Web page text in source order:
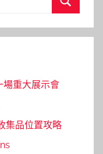
場重大展示會
集品位置攻略